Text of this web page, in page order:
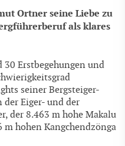
Ortner seine Liebe zu
als klares
Erstbegehungen und
seiner Bergsteiger-
der Eiger- und der
der 8.463 m hohe Makalu
hohen Kangchendzönga